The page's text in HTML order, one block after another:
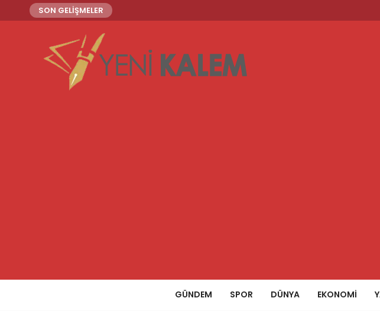
SON GELİŞMELER
GÜNDEM SPOR DÜNYA EKONOMİ